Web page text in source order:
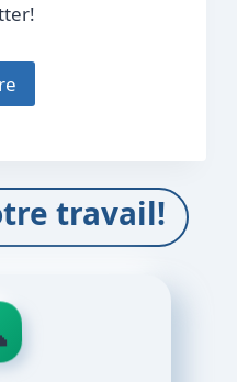
travail!